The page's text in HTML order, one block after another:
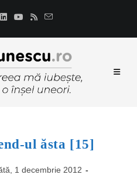
ul ăsta [15]
1 decembrie 2012